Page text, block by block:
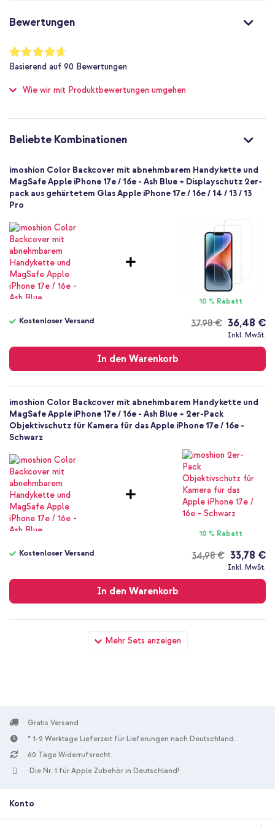
mit MagSafe in Ash Blue und trage dein iPhone stilvoll und
Nein
Nein
Nein
8721064053468
SH00081647
Blau
Silikon und TPU (weich)
Backcover, Hülle mit Band, Soft Case
Hülle
Bewertungen
Bewertung:
93
%
of
Basierend auf 90 Bewertungen
Wie wir mit Produktbewertungen umgehen
Beliebte Kombinationen
Mehr Sets anzeigen
imoshion Color Backcover mit abnehmbarem Handykette und
MagSafe Apple iPhone 17e / 16e - Ash Blue + Displayschutz 2er-
pack aus gehärtetem Glas Apple iPhone 17e / 16e / 14 / 13 / 13
Pro
10 % Rabatt
37,98 €
Kostenloser Versand 36,48 €
Inkl. MwSt.
In den Warenkorb
Versand
imoshion Color Backcover mit abnehmbarem Handykette und
MagSafe Apple iPhone 17e / 16e - Ash Blue + 2er-Pack
Objektivschutz für Kamera für das Apple iPhone 17e / 16e -
Schwarz
10 % Rabatt
34,98 €
Kostenloser Versand 33,78 €
Inkl. MwSt.
In den Warenkorb
Versand
imoshion Color Backcover mit abnehmbarem Handykette und
MagSafe Apple iPhone 17e / 16e - Ash Blue + Wandladegerät -
Kostenloser
Versand
Gratis Versand
* 1-2 Werktage Lieferzeit für Lieferungen nach Deutschland.
60 Tage Widerrufsrecht
Die Nr. 1 für Apple Zubehör in Deutschland!
Konto